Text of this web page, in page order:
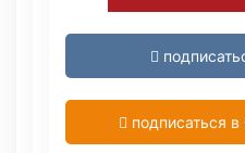
подписаться